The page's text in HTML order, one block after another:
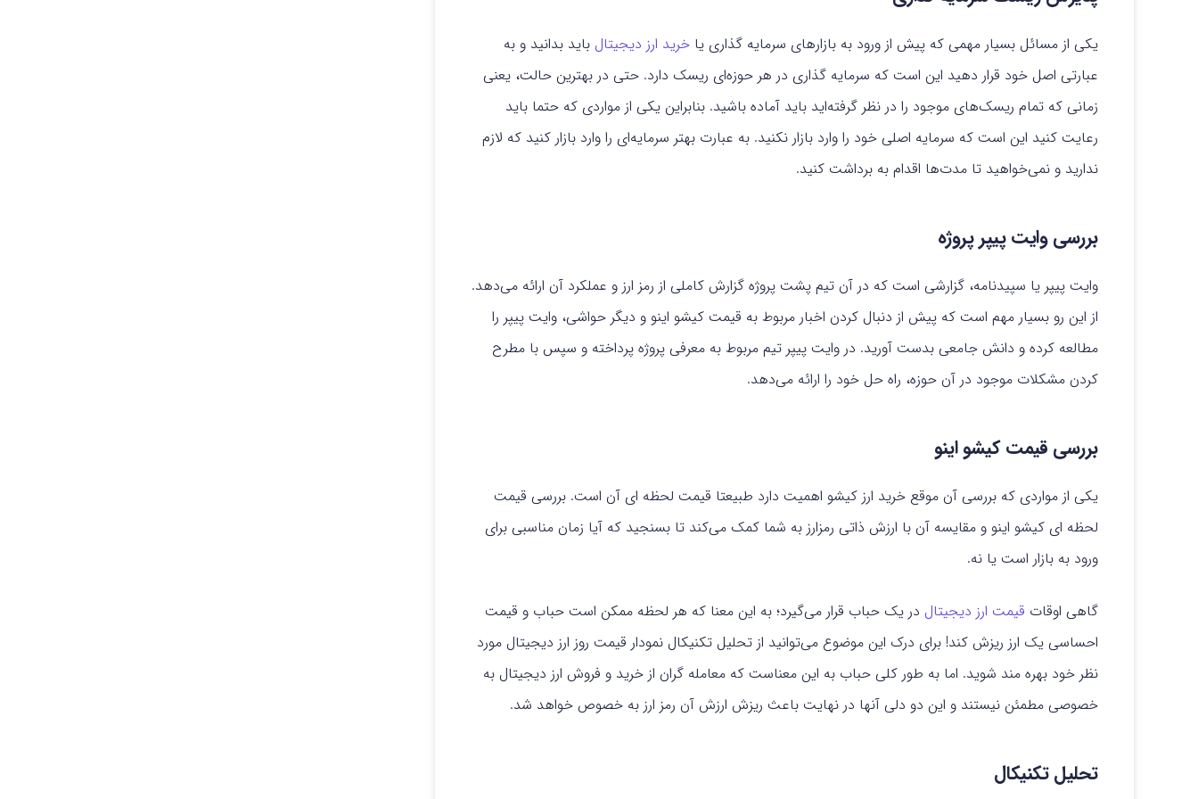
یکی از مسائل بسیار مهمی که پیش از ورود به بازارهای سرمایه گذاری یا خرید ارز دیجیتال باید بدانید و به
عبارتی اصل خود قرار دهید این است که سرمایه گذاری در هر حوزه‌ای ریسک دارد. حتی در بهترین حالت،‌ یعنی
زمانی که تمام ریسک‌های موجود را در نظر گرفته‌اید باید آماده باشید. بنابراین یکی از مواردی که حتما باید
رعایت کنید این است که سرمایه اصلی خود را وارد بازار نکنید. به عبارت بهتر سرمایه‌ای را وارد بازار کنید که لازم
ندارید و نمی‌خواهید تا مدت‌ها اقدام به برداشت کنید.
بررسی وایت پیپر پروژه
وایت پیپر یا سپیدنامه، گزارشی است که در آن تیم پشت پروژه گزارش کاملی از رمز ارز و عملکرد آن ارائه می‌دهد.
از این رو بسیار مهم است که پیش از دنبال کردن اخبار مربوط به قیمت کیشو اینو و دیگر حواشی،‌ وایت پیپر را
مطالعه کرده و دانش جامعی بدست آورید. در وایت پیپر تیم مربوط به معرفی پروژه پرداخته و سپس با مطرح
کردن مشکلات موجود در آن حوزه،‌ راه حل خود را ارائه می‌دهد.
بررسی قیمت کیشو اینو
یکی از مواردی که بررسی آن موقع خرید ارز کیشو اهمیت دارد طبیعتا قیمت لحظه ای آن است. بررسی قیمت
لحظه ای کیشو اینو و مقایسه آن با ارزش ذاتی رمزارز به شما کمک می‌کند تا بسنجید که آیا زمان مناسبی برای
ورود به بازار است یا نه.
گاهی اوقات قیمت ارز دیجیتال در یک حباب قرار می‌گیرد؛ به این معنا که هر لحظه ممکن است حباب و قیمت
احساسی یک ارز ریزش کند! برای درک این موضوع می‌توانید از تحلیل تکنیکال نمودار قیمت روز ارز دیجیتال مورد
نظر خود بهره مند شوید. اما به طور کلی حباب به این معناست که معامله گران از خرید و فروش ارز دیجیتال به
خصوصی مطمئن نیستند و این دو دلی آنها در نهایت باعث ریزش ارزش آن رمز ارز به خصوص خواهد شد.
تحلیل تکنیکال